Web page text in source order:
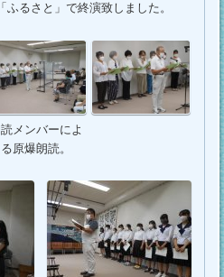
ふるさと」で終演致しました。
メンバーによ
る原爆朗読。